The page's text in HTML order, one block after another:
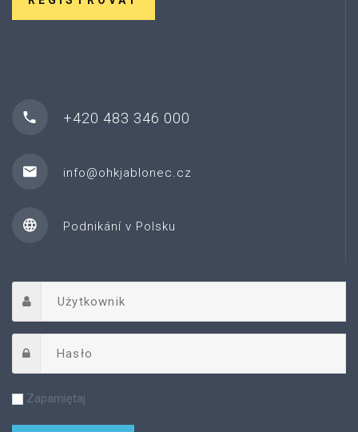
+420 483 346 000
info@ohkjablonec.cz
Podnikání v Polsku
Zapamiętaj